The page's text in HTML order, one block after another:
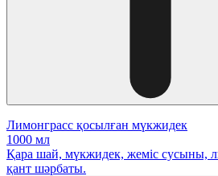
Лимонграсс қосылған мүкжидек
1000 мл
Қара шай, мүкжидек, жеміс сусыны,
қант шәрбаты.